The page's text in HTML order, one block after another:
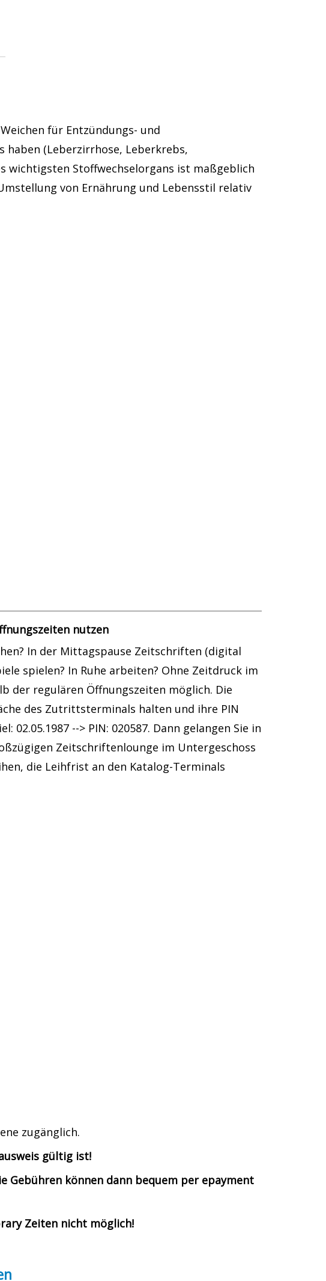
für Entzündungs- und
haben (Leberzirrhose, Leberkrebs,
wichtigsten Stoffwechselorgans ist maßgeblich
von Ernährung und Lebensstil relativ
nutzen
In der Mittagspause Zeitschriften (digital
spielen? In Ruhe arbeiten? Ohne Zeitdruck im
der regulären Öffnungszeiten möglich. Die
des Zutrittsterminals halten und ihre PIN
--> PIN: 020587. Dann gelangen Sie in
Zeitschriftenlounge im Untergeschoss
die Leihfrist an den Katalog-Terminals
zugänglich.
gültig ist!
Gebühren können dann bequem per epayment
Zeiten nicht möglich!